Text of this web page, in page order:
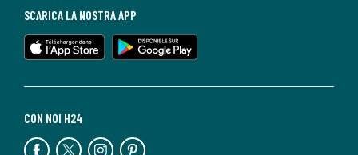
CON NOI H24
SCARICA LA NOSTRA APP